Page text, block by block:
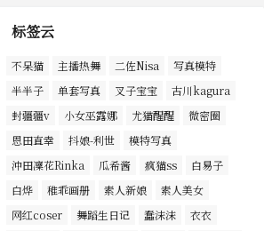
标签云
不呆猫 主播热舞 二佐Nisa
写真模特
半半子
单套写真 叉子宝宝
古川kagura
封疆疆v
小女巫露娜 尤猫醒醒
微密圈
恩田直幸
抖娘-利世
模特写真
沖田凜花Rinka
瓜希酱 疯猫ss
白易子
白烨
稚乖画册 素人新娘
素人美女
网红coser
舞蹈生日记 蠢沫沫
衣衣